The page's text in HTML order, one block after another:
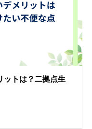
ットは？二拠点生